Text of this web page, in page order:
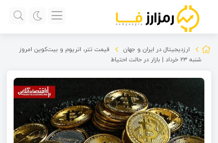
ارزدیجیتال در ایران و جهان
قیمت تتر، اتریوم و بیت‌کوین امروز
شنبه ۲۳ خرداد | بازار در حالت احتیاط